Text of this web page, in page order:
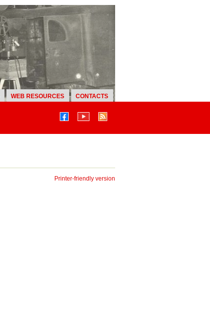
WEB RESOURCES CONTACTS
Printer-friendly version